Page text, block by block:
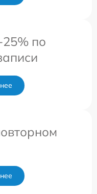
по